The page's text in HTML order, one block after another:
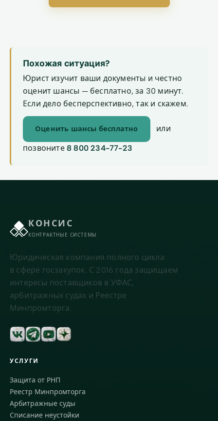
Похожая ситуация?
Юрист изучит ваши документы и честно
оценит шансы — бесплатно, за 30 минут.
Если дело бесперспективно, так и скажем.
Оценить шансы бесплатно или
позвоните 8 800 234-77-23
КОНСИС
КОНТРАКТНЫЕ СИСТЕМЫ
Юридическая компания полного цикла
в сфере госзакупок. С 2016 года защищаем
интересы поставщиков в УФАС,
арбитражных судах и Реестре
Минпромторга.
УСЛУГИ
Защита от РНП
Реестр Минпромторга
Арбитражные суды
Списание неустойки